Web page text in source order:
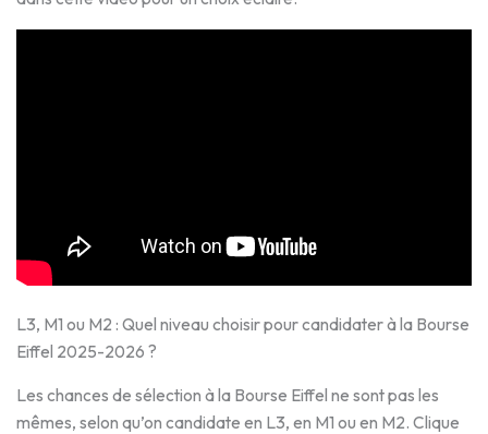
L3, M1 ou M2 : Quel niveau choisir pour candidater à la Bourse
Eiffel 2025-2026 ?
Les chances de sélection à la Bourse Eiffel ne sont pas les
mêmes, selon qu’on candidate en L3, en M1 ou en M2. Clique